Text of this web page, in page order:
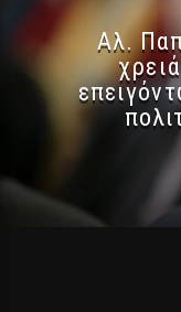
Αλ.